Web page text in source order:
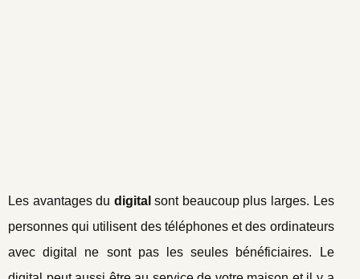
Les avantages du digital sont beaucoup plus larges. Les
personnes qui utilisent des téléphones et des ordinateurs
avec digital ne sont pas les seules bénéficiaires. Le